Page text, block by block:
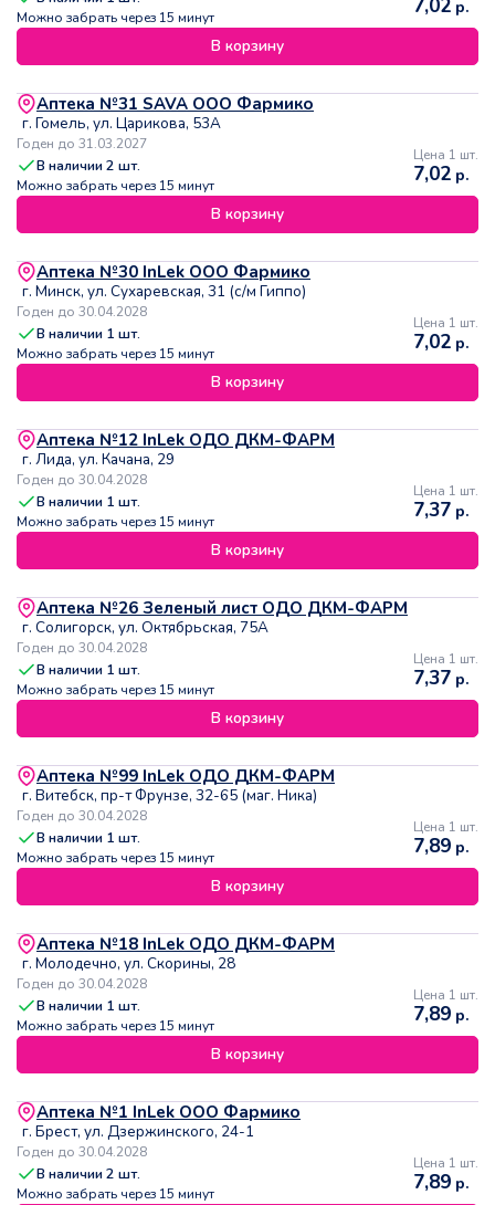
Можно забрать через 15 минут 7,02 р.
В корзину
Аптека №31 SAVA ООО Фармико
г. Гомель, ул. Царикова, 53А
Годен до 31.03.2027
В наличии2 шт.
Можно забрать через 15 минут
Цена 1 шт.
7,02 р.
В корзину
Аптека №30 InLek ООО Фармико
г. Минск, ул. Сухаревская, 31 (с/м Гиппо)
Годен до 30.04.2028
В наличии 1 шт.
Можно забрать через 15 минут
Цена 1 шт.
7,02 р.
В корзину
Аптека №12 InLek ОДО ДКМ-ФАРМ
г. Лида, ул. Качана, 29
Годен до 30.04.2028
В наличии 1 шт.
Можно забрать через 15 минут
Цена 1 шт.
7,37 р.
В корзину
Аптека №26 Зеленый лист ОДО ДКМ-ФАРМ
г. Солигорск, ул. Октябрьская, 75А
Годен до 30.04.2028
В наличии 1 шт.
Можно забрать через 15 минут
Цена 1 шт.
7,37 р.
В корзину
Аптека №99 InLek ОДО ДКМ-ФАРМ
г. Витебск, пр-т Фрунзе, 32-65 (маг. Ника)
Годен до 30.04.2028
В наличии 1 шт.
Можно забрать через 15 минут
Цена 1 шт.
7,89 р.
В корзину
Аптека №18 InLek ОДО ДКМ-ФАРМ
г. Молодечно, ул. Скорины, 28
Годен до 30.04.2028
В наличии 1 шт.
Можно забрать через 15 минут
Цена 1 шт.
7,89 р.
В корзину
Аптека №1 InLek ООО Фармико
г. Брест, ул. Дзержинского, 24-1
Годен до 30.04.2028
В наличии2 шт.
Можно забрать через 15 минут
Цена 1 шт.
7,89 р.